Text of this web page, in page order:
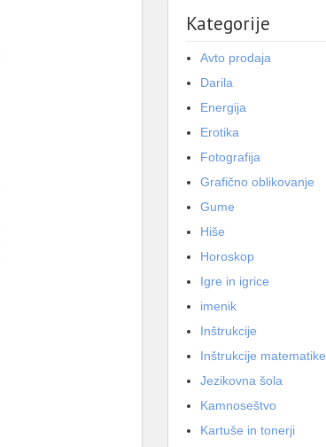
Kategorije
Avto prodaja
Darila
Energija
Erotika
Fotografija
Grafično oblikovanje
Gume
Hiše
Horoskop
Igre in igrice
imenik
Inštrukcije
Inštrukcije matematike
Jezikovna šola
Kamnoseštvo
Kartuše in tonerji